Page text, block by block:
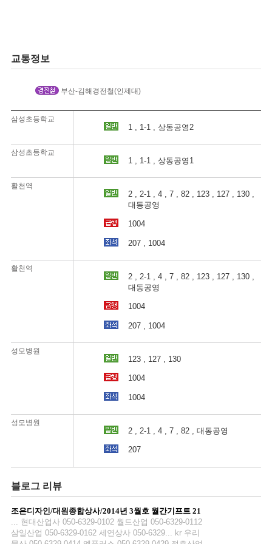
교통정보
부산-김해경전철(인제대)
삼성초등학교
일
1 , 1-1 , 상동공영2
삼성초등학교
1 , 1-1 , 상동공영1
활천역
2 , 2-1 , 4 , 7 , 82 , 123 , 127 , 130 ,
대동공영
급
1004
좌
207 , 1004
활천역
2 , 2-1 , 4 , 7 , 82 , 123 , 127 , 130 ,
대동공영
1004
207 , 1004
성모병원
123 , 127 , 130
1004
1004
성모병원
2 , 2-1 , 4 , 7 , 82 , 대동공영
207
블로그 리뷰
조은디자인/대원종합상사/2014년 3월호 월간기프트 21
... 현대산업사 050-6329-0102 월드산업 050-6329-0112
삼일산업 050-6329-0162 세연상사 050-6329... kr 우리